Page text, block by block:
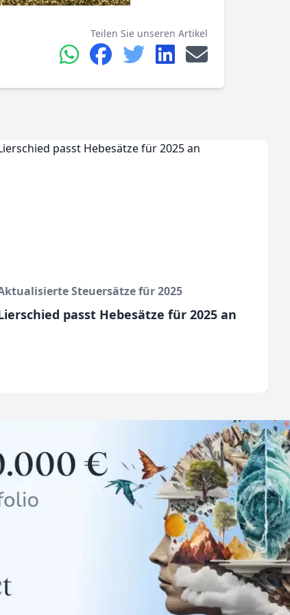
Teilen Sie unseren Artikel
Steuersätze für 2025
passt Hebesätze für 2025 an